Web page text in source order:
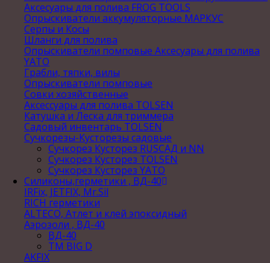
Аксесуары для полива FROG TOOLS
Опрыскиватели аккумуляторные МАРКУС
Серпы и Косы
Шланги для полива
Опрыскиватели помповые Аксесуары для полива
YATO
Грабли, тяпки, вилы
Опрыскиватели помповые
Совки хозяйственные
Аксессуары для полива TOLSEN
Катушка и Леска для триммера
Садовый инвентарь TOLSEN
Сучкорезы-Кусторезы садовые
Сучкорез Кусторез RUSСАД и NN
Сучкорез Кусторез TOLSEN
Сучкорез Кусторез YATO
Силиконы,герметики , ВД-40
IRFix, JETFIX, Mr.Sil
RICH герметики
ALTECO, Атлет и клей эпоксидный
Аэрозоли , ВД-40
ВД-40
TM BIG D
AKFIX